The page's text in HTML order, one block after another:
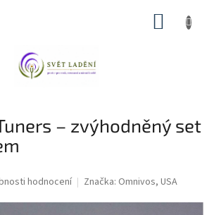
– zvýhodněný set
hodnocení Značka: Omnivos, USA